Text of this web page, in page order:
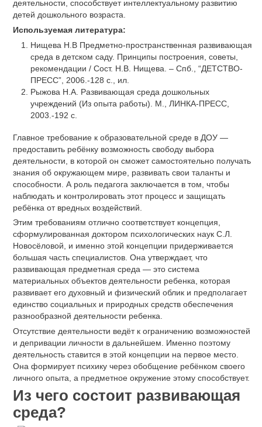
деятельности, способствует интеллектуальному развитию
детей дошкольного возраста.
Используемая литература:
Нищева Н.В Предметно-пространственная развивающая
среда в детском саду. Принципы построения, советы,
рекомендации / Сост. Н.В. Нищева. – Спб., “ДЕТСТВО-
ПРЕСС”, 2006.-128 с., ил.
Рыжова Н.А. Развивающая среда дошкольных
учреждений (Из опыта работы). М., ЛИНКА-ПРЕСС,
2003.-192 с.
Главное требование к образовательной среде в ДОУ —
предоставить ребёнку возможность свободу выбора
деятельности, в которой он сможет самостоятельно получать
знания об окружающем мире, развивать свои таланты и
способности. А роль педагога заключается в том, чтобы
наблюдать и контролировать этот процесс и защищать
ребёнка от вредных воздействий.
Этим требованиям отлично соответствует концепция,
сформулированная доктором психологических наук С.Л.
Новосёловой, и именно этой концепции придерживается
большая часть специалистов. Она утверждает, что
развивающая предметная среда — это система
материальных объектов деятельности ребенка, которая
развивает его духовный и физический облик и предполагает
единство социальных и природных средств обеспечения
разнообразной деятельности ребенка.
Отсутствие деятельности ведёт к ограничению возможностей
и депривации личности в дальнейшем. Именно поэтому
деятельность ставится в этой концепции на первое место.
Она формирует психику через обобщение ребёнком своего
личного опыта, а предметное окружение этому способствует.
Из чего состоит развивающая
среда?